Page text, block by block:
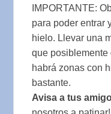
IMPORTANTE:
para poder entrar
hielo. Llevar una
que
habrá zonas con
bastante.
Avisa a tus